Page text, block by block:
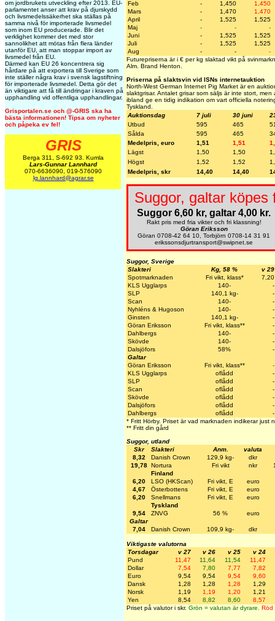
om jordbrukets utveckling efter 2013. EU-
parlamentet anser att krav på djurskydd
och livsmedelssäkerhet ska ställas på
samma nivå för importerade livsmedel
som inom EU producerade. Blir det
verklighet kommer det med stor
sannolikhet att mötas från flera länder
utanför EU, att man stoppar import av
livsmedel från EU.
Därmed kan EU 26 koncentrera sig
hårdare på att exportera till Sverige som
inte ställer några krav i svensk lagstiftning
för importerade livsmedel. Detta gör det
än viktigare att få till ändringar i kraven på
upphandling vid offentliga upphandlingar.
Grisportalen.se och @-GRIS ska ha
bästa informationen! Tipsa om nyheter
och påpeka ev fel!
GRIS
Berga 311, S-692 93. Kumla
Lars-Gunnar Lannhard
070-6636090, 019-576090
lg.lannhard@agrar.se
Feb - 1,450
1,450
Mars
- 1,470
1,470
April
- 1,525
1,525
Maj
- -
-
Juni
- 1,525
1,525
Juli
- 1,525
1,525
Aug
- -
-
Futurepriserna är i € per kg slaktad vikt på
Alm. Brand Henton.
Priserna på slaktsvin vid ISNs internetauktion
North-West German Internet Pig Market är en
slaktgrisar. Antalet grisar som säljs är inte stort,
ibland ge en tidig indikation om vart officiella
Tyskland.
Auktionsdag
7 juli 30 juni
Utbud
595 465
Sålda
595 465
Medelpris, euro
1,51 1,51
Lägst
1,50 1,50
Högst
1,52 1,52
Medelpris, skr
14,40 14,40
Suggor, galtar köpes
Suggor 6,60 kr, galtar 4,00 kr.
Rakt pris med fria vikter och fri klassning!
Göran Eriksson
Göran 0708-42 64 10, Torbjörn 0708-14 31 91
erikssonsdjurtransport@swipnet.se
Suggor, Sverige
Slakteri
Kg, 58 %
v 29
Spotmarknaden
Fri vikt, klass*
7,20
KLS Ugglarps
140-
-
SLP
140,1 kg-
-
Scan
140-
-
Nyhléns & Hugoson
140-
-
Ginsten
140,1 kg-
-
Göran Eriksson
Fri vikt, klass**
-
Dahlbergs
140-
-
Skövde
140-
-
Dalsjöfors
58%
-
Galtar
Göran Eriksson
Fri vikt, klass**
-
KLS Ugglarps
oflådd
-
SLP
oflådd
-
Scan
oflådd
-
Skövde
oflådd
-
Dalsjöfors
oflådd
-
Dahlbergs
oflådd
-
* Fritt Hörby. Priset är vad marknaden indikerar just
** Fritt din gård
Suggor, utland
Skr
Slakteri Anm.
valuta
8,32
Danish Crown 129,9 kg-
dkr
19,78 Nortura Fri vikt nkr
Finland
6,20
LSO (HKScan) Fri vikt, E
euro
4,67
Österbottens Fri vikt, E
euro
6,20
Snellmans Fri vikt, E
euro
Tyskland
9,54
ZNVG 56 %
euro
Galtar
7,04
Danish Crown 109,9 kg- dkr
Viktigaste valutorna
Torsdagar
v 27 v 26 v 25
v 24
Pund
11,47 11,64 11,54
11,47
Dollar
7,54 7,80 7,77
7,82
Euro
9,54 9,54 9,54
9,60
Dansk
1,28 1,28 1,28
1,29
Norsk
1,19 1,19 1,20
1,21
Yen
8,54 8,82 8,60
8,57
Priset på valutor i skr. Grön = valutan är dyrare. Röd